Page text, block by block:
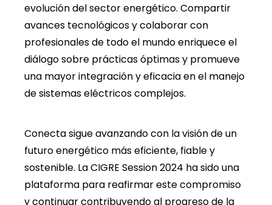
evolución del sector energético. Compartir
avances tecnológicos y colaborar con
profesionales de todo el mundo enriquece el
diálogo sobre prácticas óptimas y promueve
una mayor integración y eficacia en el manejo
de sistemas eléctricos complejos.
Conecta sigue avanzando con la visión de un
futuro energético más eficiente, fiable y
sostenible. La CIGRE Session 2024 ha sido una
plataforma para reafirmar este compromiso
y continuar contribuyendo al progreso de la